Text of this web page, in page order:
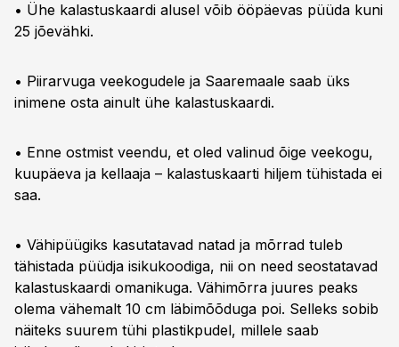
• Ühe kalastuskaardi alusel võib ööpäevas püüda kuni
25 jõevähki.
• Piirarvuga veekogudele ja Saaremaale saab üks
inimene osta ainult ühe kalastuskaardi.
• Enne ostmist veendu, et oled valinud õige veekogu,
kuupäeva ja kellaaja – kalastuskaarti hiljem tühistada ei
saa.
• Vähipüügiks kasutatavad natad ja mõrrad tuleb
tähistada püüdja isikukoodiga, nii on need seostatavad
kalastuskaardi omanikuga. Vähimõrra juures peaks
olema vähemalt 10 cm läbimõõduga poi. Selleks sobib
näiteks suurem tühi plastikpudel, millele saab